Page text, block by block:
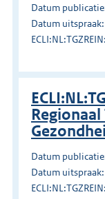
Datum
Datum
Datum
Datum